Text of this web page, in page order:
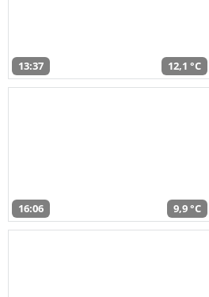
13:37 12,1 °C
16:06 9,9 °C